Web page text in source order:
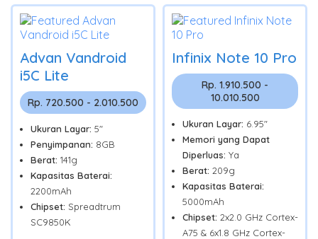
Advan Vandroid
i5C Lite
Rp. 720.500 - 2.010.500
Ukuran Layar: 5"
Penyimpanan: 8GB
Berat: 141g
Kapasitas Baterai:
2200mAh
Chipset: Spreadtrum
SC9850K
Infinix Note 10 Pro
Rp. 1.910.500 -
10.010.500
Ukuran Layar: 6.95"
Memori yang Dapat
Diperluas: Ya
Berat: 209g
Kapasitas Baterai:
5000mAh
Chipset: 2x2.0 GHz Cortex-
A75 & 6x1.8 GHz Cortex-